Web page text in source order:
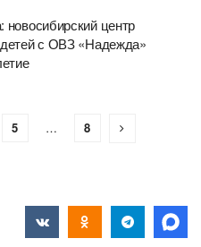
центр
с ОВЗ «Надежда»
5 … 8